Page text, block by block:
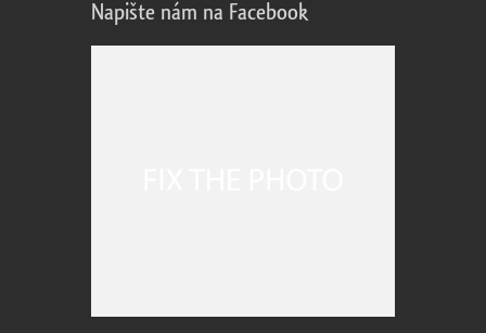
Napište nám na Facebook